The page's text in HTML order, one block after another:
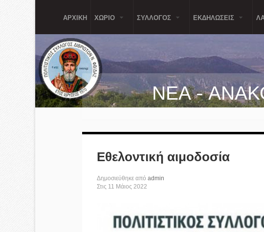
ΑΡΧΙΚΗ ΧΩΡΙΟ ΣΥΛΛΟΓΟΣ ΕΚΔΗΛΩΣΕΙΣ
ΝΕΑ -
Εθελοντική αιμοδοσία
Δημοσιεύθηκε από admin
Στις 11 Μάιος 2022